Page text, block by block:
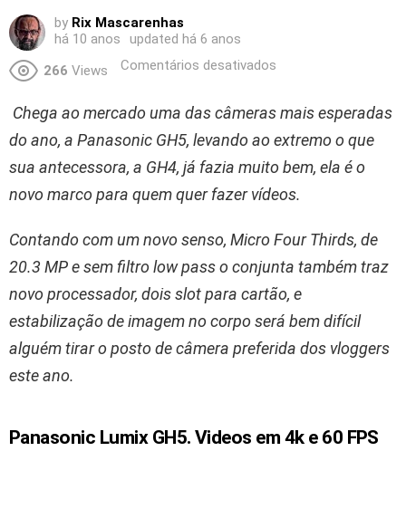
by Rix Mascarenhas
há 10 anos
updated há 6 anos
266 Views Comentários desativados
Chega ao mercado uma das câmeras mais esperadas
do ano, a Panasonic GH5, levando ao extremo o que
sua antecessora, a GH4, já fazia muito bem, ela é o
novo marco para quem quer fazer vídeos.
Contando com um novo senso, Micro Four Thirds, de
20.3 MP e sem filtro low pass o conjunta também traz
novo processador, dois slot para cartão, e
estabilização de imagem no corpo será bem difícil
alguém tirar o posto de câmera preferida dos vloggers
este ano.
Panasonic Lumix GH5. Videos em 4k e 60 FPS